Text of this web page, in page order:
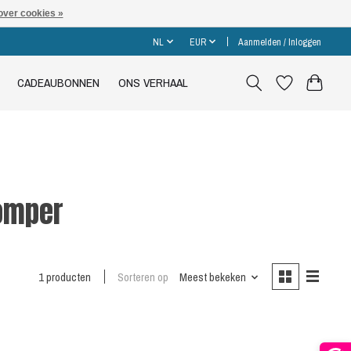
NL EUR Aanmelden / Inloggen
CADEAUBONNEN ONS VERHAAL
1 producten Sorteren op Meest bekeken
cookies »